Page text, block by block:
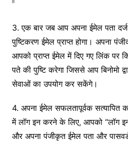
3. एक बार जब आप अपना ईमेल पता
पुष्टिकरण ईमेल प्राप्त होगा। अपना
आपको प्राप्त ईमेल में दिए गए लिंक
पते की पुष्टि करेगा जिससे आप बिनोमो
सेवाओं का उपयोग कर सकेंगे।
4. अपना ईमेल सफलतापूर्वक सत्यापित
में लॉग इन करने के लिए, आपको “लॉग
और अपना पंजीकृत ईमेल पता और पासवर्ड